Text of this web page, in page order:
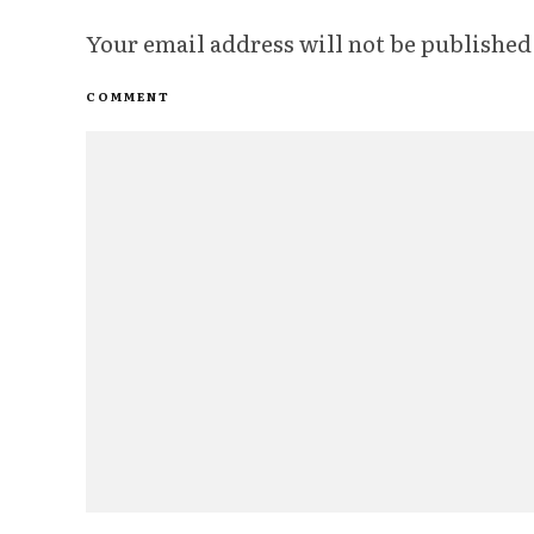
Your email address will not be
COMMENT